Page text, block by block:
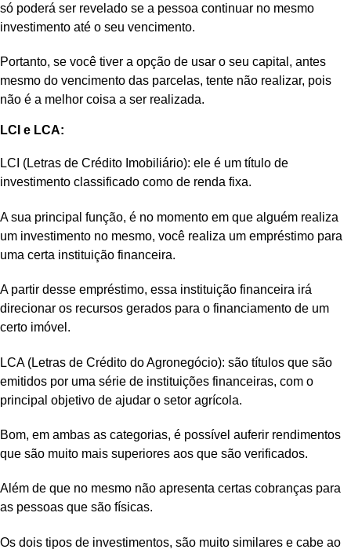
só poderá ser revelado se a pessoa continuar no mesmo
investimento até o seu vencimento.
Portanto, se você tiver a opção de usar o seu capital, antes
mesmo do vencimento das parcelas, tente não realizar, pois
não é a melhor coisa a ser realizada.
LCI e LCA:
LCI (Letras de Crédito Imobiliário): ele é um título de
investimento classificado como de renda fixa.
A sua principal função, é no momento em que alguém realiza
um investimento no mesmo, você realiza um empréstimo para
uma certa instituição financeira.
A partir desse empréstimo, essa instituição financeira irá
direcionar os recursos gerados para o financiamento de um
certo imóvel.
LCA (Letras de Crédito do Agronegócio): são títulos que são
emitidos por uma série de instituições financeiras, com o
principal objetivo de ajudar o setor agrícola.
Bom, em ambas as categorias, é possível auferir rendimentos
que são muito mais superiores aos que são verificados.
Além de que no mesmo não apresenta certas cobranças para
as pessoas que são físicas.
Os dois tipos de investimentos, são muito similares e cabe ao